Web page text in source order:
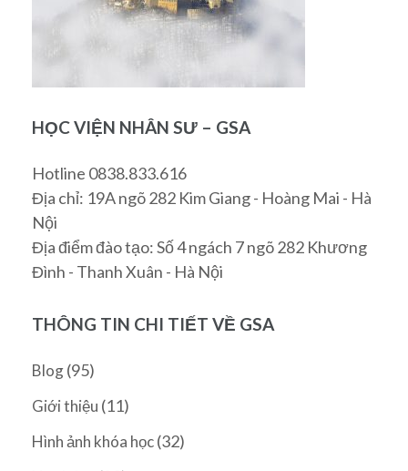
HỌC VIỆN NHÂN SƯ – GSA
Hotline 0838.833.616
Địa chỉ: 19A ngõ 282 Kim Giang - Hoàng Mai - Hà
Nội
Địa điểm đào tạo: Số 4 ngách 7 ngõ 282 Khương
Đình - Thanh Xuân - Hà Nội
THÔNG TIN CHI TIẾT VỀ GSA
Blog(95)
Giới thiệu (11)
Hình ảnh khóa học(32)